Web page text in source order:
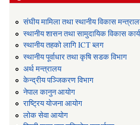
संघीय मामिला तथा स्थानीय विकास
स्थानीय शासन तथा सामुदायिक विकास
स्थानीय तहको लागि ICT ब्लग
स्थानीय पूर्वाधार तथा कृषि सडक विभाग
अर्थ मन्त्रालय
केन्द्रीय पञ्जिकरण विभाग
नेपाल कानुन आयोग
राष्ट्रिय योजना आयोग
लोक सेवा आयोग